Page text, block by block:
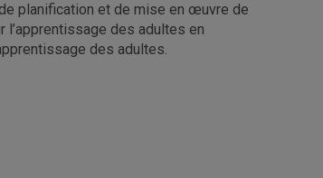
planification et de mise en œuvre de
l’apprentissage des adultes en
des adultes.